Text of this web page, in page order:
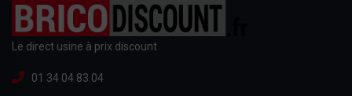
Le direct usine à prix discount
01 34 04 83 04